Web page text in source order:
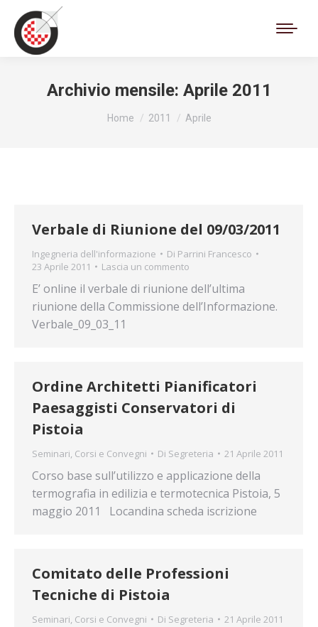
Archivio mensile: Aprile 2011
Tu sei qui:
Home 2011 Aprile
Verbale di Riunione del 09/03/2011
Ingegneria dell'informazione Di Parrini Francesco
23 Aprile 2011
Lascia un commento
E’ online il verbale di riunione dell’ultima
riunione della Commissione dell’Informazione.
Verbale_09_03_11
Ordine Architetti Pianificatori
Paesaggisti Conservatori di
Pistoia
Seminari, Corsi e Convegni Di Segreteria 21 Aprile 2011
Corso base sull’utilizzo e applicazione della
termografia in edilizia e termotecnica Pistoia, 5
maggio 2011 Locandina scheda iscrizione
Comitato delle Professioni
Tecniche di Pistoia
Seminari, Corsi e Convegni Di Segreteria 21 Aprile 2011